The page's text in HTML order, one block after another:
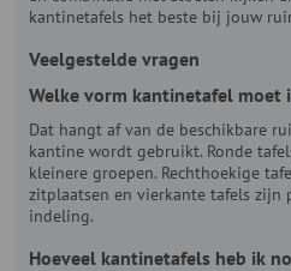
kantinetafels het beste bij jouw
Veelgestelde vragen
Welke vorm kantinetafel moet
Dat hangt af van de beschikbare
kantine wordt gebruikt. Ronde
kleinere groepen. Rechthoekige
zitplaatsen en vierkante tafels zijn
indeling.
Hoeveel kantinetafels heb ik